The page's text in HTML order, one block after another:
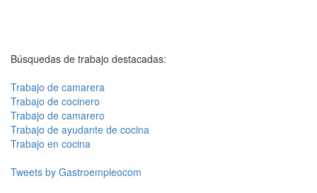
Búsquedas de trabajo destacadas:
Trabajo de camarera
Trabajo de cocinero
Trabajo de camarero
Trabajo de ayudante de cocina
Trabajo en cocina
Tweets by Gastroempleocom